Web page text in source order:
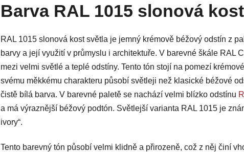
Barva RAL 1015 slonová
RAL 1015 slonová kost světla je jemný krémově béžový odstín z
barvy a její využití v průmyslu i architektuře. V barevné škále RAL
mezi velmi světlé a teplé odstíny. Tento tón stojí na pomezí
svému měkkému charakteru působí světleji než klasické béžové
čistě bílá barva. V barevné paletě se nachází velmi blízko odstínu
a má výraznější béžový podtón. Světlejší varianta RAL 1015 je
ivory“.
Tento barevný tón působí velmi klidně a přirozeně, což z něj činí